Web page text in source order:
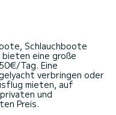
Schlauchboote
bieten eine große
Tag. Eine
verbringen oder
mieten, auf
und
Preis.